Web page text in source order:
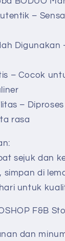
–
– Cocok
–
rasa
sejuk dan
simpan di
untuk
F&B
dan